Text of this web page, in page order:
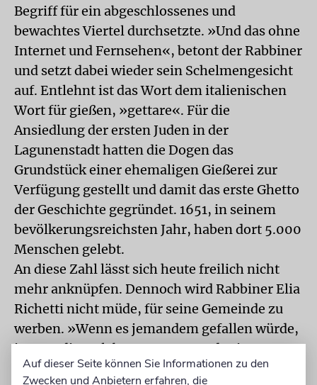
Begriff für ein abgeschlossenes und
bewachtes Viertel durchsetzte. »Und das ohne
Internet und Fernsehen«, betont der Rabbiner
und setzt dabei wieder sein Schelmengesicht
auf. Entlehnt ist das Wort dem italienischen
Wort für gießen, »gettare«. Für die
Ansiedlung der ersten Juden in der
Lagunenstadt hatten die Dogen das
Grundstück einer ehemaligen Gießerei zur
Verfügung gestellt und damit das erste Ghetto
der Geschichte gegründet. 1651, in seinem
bevölkerungsreichsten Jahr, haben dort 5.000
Menschen gelebt.
An diese Zahl lässt sich heute freilich nicht
mehr anknüpfen. Dennoch wird Rabbiner Elia
Richetti nicht müde, für seine Gemeinde zu
werben. »Wenn es jemandem gefallen würde,
in Venedig zu leben«, sagt er und grinst,
»dann würden wir ihm nur das Beste von uns
Auf dieser Seite können Sie Informationen zu den
Zwecken und Anbietern erfahren, die